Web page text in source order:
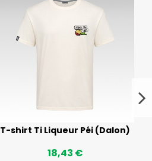
T-shirt Ti Liqueur Péi (Dalon)
18,43 €